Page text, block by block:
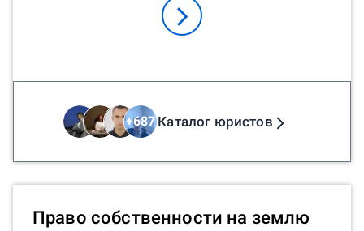
+687Каталог юристов
Право собственности на землю